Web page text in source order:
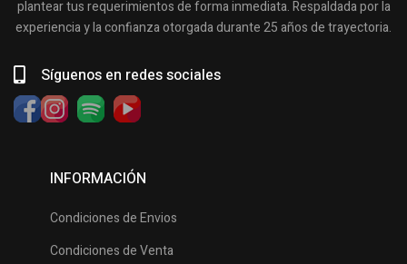
plantear tus requerimientos de forma inmediata. Respaldada por la
experiencia y la confianza otorgada durante 25 años de trayectoria.
Síguenos en redes sociales
INFORMACIÓN
Condiciones de Envios
Condiciones de Venta